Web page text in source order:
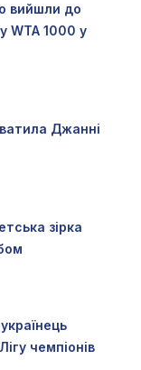
вийшли до
WTA 1000 у
Джанні
зірка
чемпіонів